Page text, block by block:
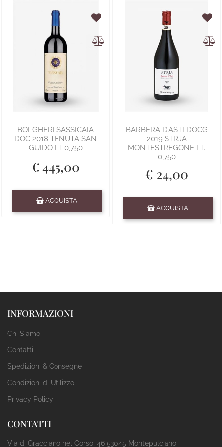
BOLGHERI SASSICAIA
DOC 2018 TENUTA SAN
GUIDO LT 0,750
€ 445,00
ACQUISTA
BARBERA D'ASTI DOCG
2019 STRJA
MONTESTREGONE LT.
0,750
€ 24,00
ACQUISTA
INFORMAZIONI
Chi Siamo
Contatti
Spedizioni & Consegne
Condizioni di Utilizzo
Privacy Policy
CONTATTI
Via di Gracciano nel Corso, 46 53045 Montepulciano